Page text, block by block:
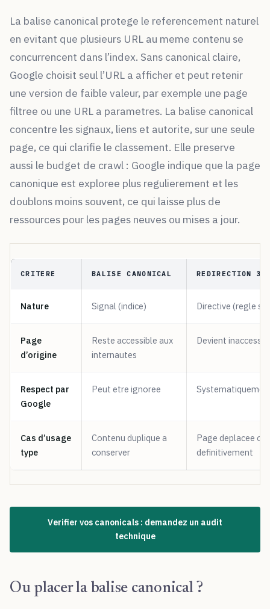
La balise canonical protege le referencement naturel
en evitant que plusieurs URL au meme contenu se
concurrencent dans l’index. Sans canonical claire,
Google choisit seul l’URL a afficher et peut retenir
une version de faible valeur, par exemple une page
filtree ou une URL a parametres. La balise canonical
concentre les signaux, liens et autorite, sur une seule
page, ce qui clarifie le classement. Elle preserve
aussi le budget de crawl : Google indique que la page
canonique est exploree plus regulierement et les
doublons moins souvent, ce qui laisse plus de
ressources pour les pages neuves ou mises a jour.
CRITERE BALISE CANONICAL REDIRECTION
Nature Signal (indice) Directive (regle
Page
d’origine
Reste accessible aux
internautes
Devient
Respect par
Google
Peut etre ignoree
Cas d’usage
type
Contenu duplique a
conserver
Page deplacee ou
definitivement
Verifier vos canonicals : demandez un audit
technique
Ou placer la balise canonical ?